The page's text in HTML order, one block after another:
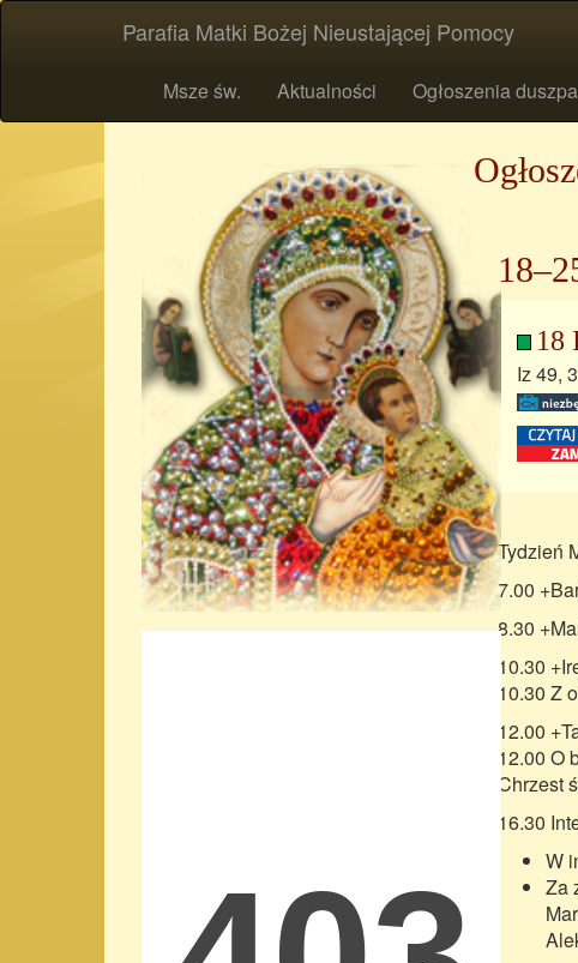
Parafia Matki Bożej Nieustającej Pomocy
Msze św. Aktualności Ogłoszenia
18
Iz 49,
Tydzień
7.00
8.30
10.30
10.30 Z
12.00
12.00 O
Chrzest
16.30
W
Za